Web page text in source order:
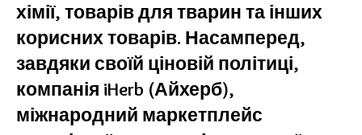
хімії, товарів для тварин та інших
корисних товарів. Насамперед,
завдяки своїй ціновій політиці,
компанія iHerb (Айхерб),
міжнародний маркетплейс